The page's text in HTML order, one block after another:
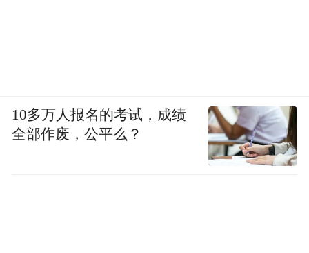
10多万人报名的考试，成绩
全部作废，公平么？